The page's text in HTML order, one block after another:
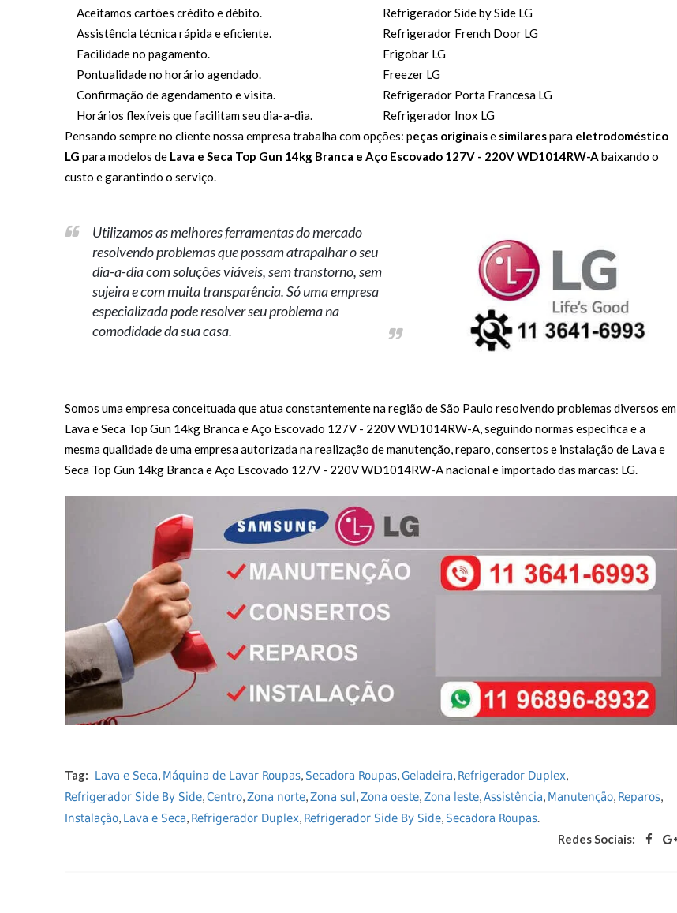
Aceitamos cartões crédito e débito.
Assistência técnica rápida e eficiente.
Facilidade no pagamento.
Pontualidade no horário agendado.
Confirmação de agendamento e visita.
Horários flexíveis que facilitam seu dia-a-dia.
Refrigerador Side by Side LG
Refrigerador French Door LG
Frigobar LG
Freezer LG
Refrigerador Porta Francesa LG
Refrigerador Inox LG
Pensando sempre no cliente nossa empresa trabalha com opções: peças originaise similarespara eletrodoméstico
LG para modelos de Lava e Seca Top Gun 14kg Branca e Aço Escovado 127V - 220V WD1014RW-A baixando o
custo e garantindo o serviço.
Utilizamos as melhores ferramentas do mercado
resolvendo problemas que possam atrapalhar o seu
dia-a-dia com soluções viáveis, sem transtorno, sem
sujeira e com muita transparência. Só uma empresa
especializada pode resolver seu problema na
comodidade da sua casa.
Somos uma empresa conceituada que atua constantemente na região de São Paulo resolvendo problemas diversos em
Lava e Seca Top Gun 14kg Branca e Aço Escovado 127V - 220V WD1014RW-A, seguindo normas especifica e a
mesma qualidade de uma empresa autorizada na realização de manutenção, reparo, consertos e instalação de Lava e
Seca Top Gun 14kg Branca e Aço Escovado 127V - 220V WD1014RW-A nacional e importado das marcas: LG.
Tag: Lava e Seca, Máquina de Lavar Roupas, Secadora Roupas,Geladeira, Refrigerador Duplex,
Refrigerador Side By Side,Centro,Zona norte,Zona sul,Zona oeste,Zona leste,Assistência, Manutenção, Reparos,
Instalação, Lava e Seca, Refrigerador Duplex, Refrigerador Side By Side, Secadora Roupas.
Redes Sociais: